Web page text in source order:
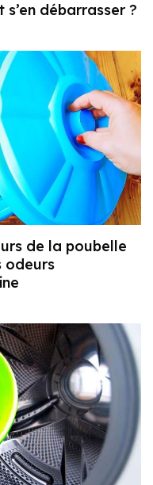
s’en débarrasser ?
de la poubelle
odeurs